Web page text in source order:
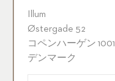
Illum
Østergade 52
コペンハーゲン 1001
デンマーク